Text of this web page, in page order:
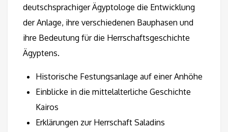
deutschsprachiger Ägyptologe die Entwicklung
der Anlage, ihre verschiedenen Bauphasen und
ihre Bedeutung für die Herrschaftsgeschichte
Ägyptens.
Historische Festungsanlage auf einer Anhöhe
Einblicke in die mittelalterliche Geschichte
Kairos
Erklärungen zur Herrschaft Saladins